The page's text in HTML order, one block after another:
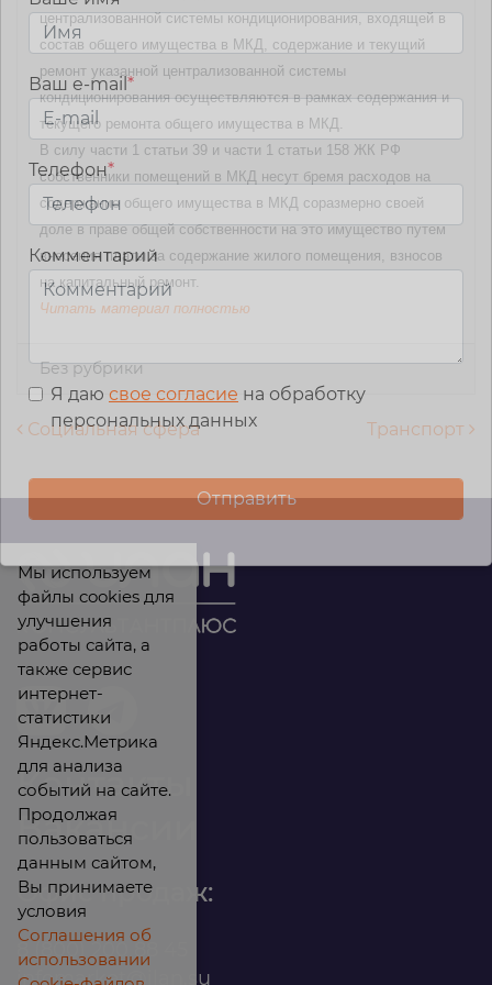
централизованной системы кондиционирования, входящей в
состав общего имущества в МКД, содержание и текущий
ремонт указанной централизованной системы
кондиционирования осуществляются в рамках содержания и
текущего ремонта общего имущества в МКД.
В силу части 1 статьи 39 и части 1 статьи 158 ЖК РФ
собственники помещений в МКД несут бремя расходов на
содержание общего имущества в МКД соразмерно своей
доле в праве общей собственности на это имущество путем
внесения платы за содержание жилого помещения, взносов
на капитальный ремонт.
Читать материал полностью
Без рубрики
Навигация по записям
Социальная сфера Транспорт
Контакты
Вакансии
Офис продаж:
infomarket@ilan.su
Ваш e-mail *
Телефон*
Комментарий
Я даю свое согласие на обработку
персональных данных
Мы используем
файлы cookies для
улучшения
работы сайта, а
также сервис
интернет-
статистики
Яндекс.Метрика
для анализа
событий на сайте.
Продолжая
пользоваться
данным сайтом,
Вы принимаете
условия
Соглашения об
использовании